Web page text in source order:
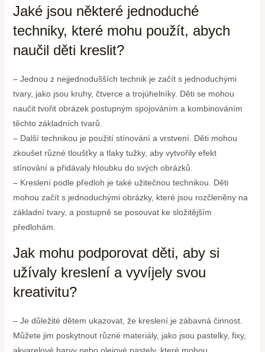
Jaké jsou některé jednoduché
techniky, které mohu použít, abych
naučil děti kreslit?
– Jednou z nejjednodušších technik je začít s jednoduchými
tvary, jako jsou kruhy, čtverce a trojúhelníky. Děti se mohou
naučit tvořit obrázek postupným spojováním a kombinováním
těchto základních tvarů.
– Další technikou je použití stínování a vrstvení. Děti mohou
zkoušet různé tloušťky a tlaky tužky, aby vytvořily efekt
stínování a přidávaly hloubku do svých obrázků.
– Kreslení podle předloh je také užitečnou technikou. Děti
mohou začít s jednoduchými obrázky, které jsou rozčleněny na
základní tvary, a postupně se posouvat ke složitějším
předlohám.
Jak mohu podporovat děti, aby si
užívaly kreslení a vyvíjely svou
kreativitu?
– Je důležité dětem ukazovat, že kreslení je zábavná činnost.
Můžete jim poskytnout různé materiály, jako jsou pastelky, fixy,